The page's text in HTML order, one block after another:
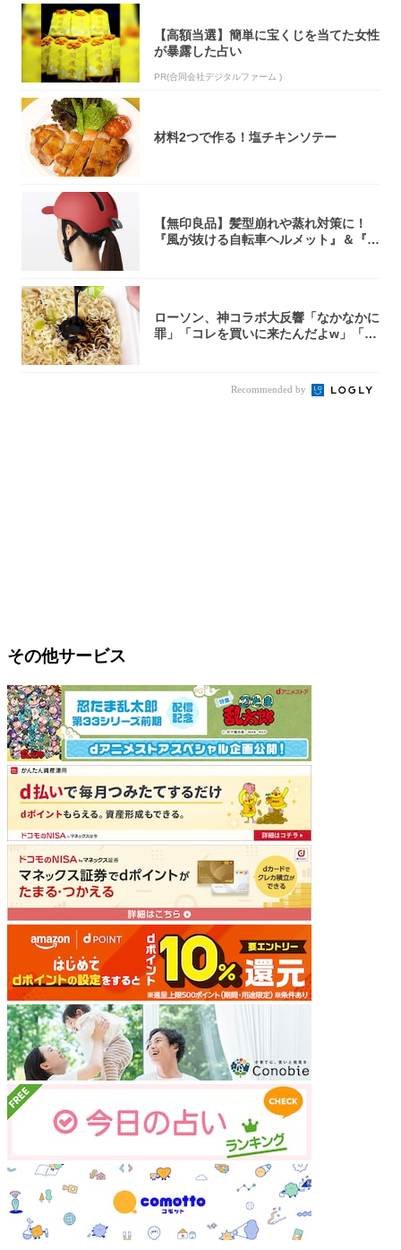
【高額当選】簡単に宝くじを当てた女性
が暴露した占い
PR(合同会社デジタルファーム )
材料2つで作る！塩チキンソテー
【無印良品】髪型崩れや蒸れ対策に！
『風が抜ける自転車ヘルメット』＆『2
ローソン、神コラボ大反響「なかなかに
罪」「コレを買いに来たんだよw」「３
Recommended by
その他サービス